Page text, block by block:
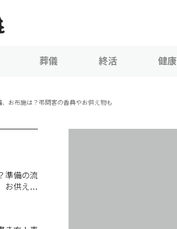
葬儀 終活 健康
お布施は？弔問客の香典やお供え物も
準備の流
お供え物